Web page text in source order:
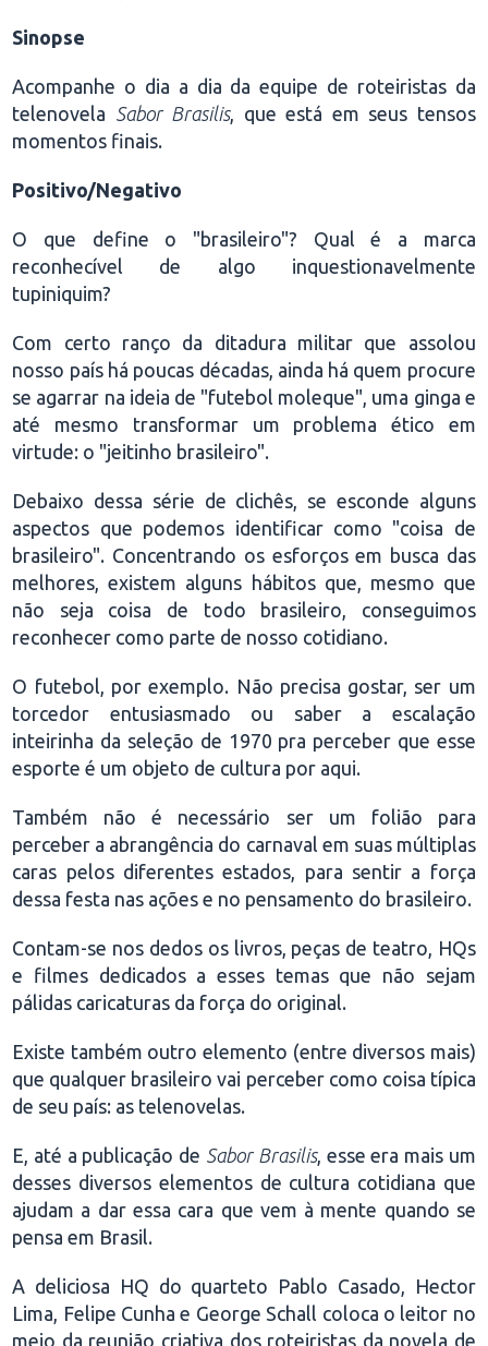
Sinopse
Acompanhe o dia a dia da equipe de roteiristas da
telenovela Sabor Brasilis, que está em seus tensos
momentos finais.
Positivo/Negativo
O que define o "brasileiro"? Qual é a marca
reconhecível de algo inquestionavelmente
tupiniquim?
Com certo ranço da ditadura militar que assolou
nosso país há poucas décadas, ainda há quem procure
se agarrar na ideia de "futebol moleque", uma ginga e
até mesmo transformar um problema ético em
virtude: o "jeitinho brasileiro".
Debaixo dessa série de clichês, se esconde alguns
aspectos que podemos identificar como "coisa de
brasileiro". Concentrando os esforços em busca das
melhores, existem alguns hábitos que, mesmo que
não seja coisa de todo brasileiro, conseguimos
reconhecer como parte de nosso cotidiano.
O futebol, por exemplo. Não precisa gostar, ser um
torcedor entusiasmado ou saber a escalação
inteirinha da seleção de 1970 pra perceber que esse
esporte é um objeto de cultura por aqui.
Também não é necessário ser um folião para
perceber a abrangência do carnaval em suas múltiplas
caras pelos diferentes estados, para sentir a força
dessa festa nas ações e no pensamento do brasileiro.
Contam-se nos dedos os livros, peças de teatro, HQs
e filmes dedicados a esses temas que não sejam
pálidas caricaturas da força do original.
Existe também outro elemento (entre diversos mais)
que qualquer brasileiro vai perceber como coisa típica
de seu país: as telenovelas.
E, até a publicação de Sabor Brasilis, esse era mais um
desses diversos elementos de cultura cotidiana que
ajudam a dar essa cara que vem à mente quando se
pensa em Brasil.
A deliciosa HQ do quarteto Pablo Casado, Hector
Lima, Felipe Cunha e George Schall coloca o leitor no
meio da reunião criativa dos roteiristas da novela de